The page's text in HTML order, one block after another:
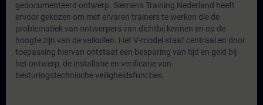
gedocumenteerd ontwerp. Siemens Training Nederland heeft
ervoor gekozen om met ervaren trainers te werken die de
problematiek van ontwerpers van dichtbij kennen en op de
hoogte zijn van de valkuilen. Het V-model staat centraal en door
toepassing hiervan ontstaat een besparing van tijd en geld bij
het ontwerp, de installatie en verificatie van
besturingstechnische veiligheidsfuncties.